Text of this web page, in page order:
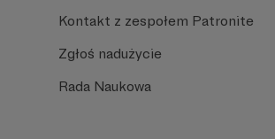
Kontakt z zespołem Patronite
Zgłoś nadużycie
Rada Naukowa